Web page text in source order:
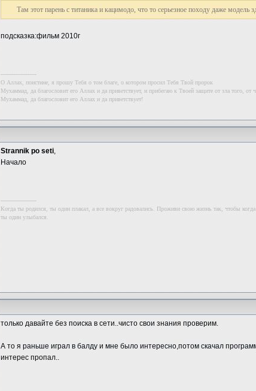
Там этот парень с титаника и кацимодо, что то серьезное походу даже модель
подсказка:фильм 2010г
--------------------
О Аллах, поистине, я прошу Тебя о том благе, о котором просил Тебя Твой пророк
Мухаммад, да благословит его Аллах и да приветствует, и прибегаю к Твоей защите от зла того,
Мухаммад, да благословит его Аллах и да приветствует!
Strannik po seti,
Начало
--------------------
Когда ты родился, ты один плакал, а все вокруг радовались. Проживи свою жизнь так, чтобы
ты один улыбался.
только давайте без поиска в сети..чисто свои знания проверим.
А то я раньше играл в балду и мне было интересно,потом скачал
интерес пропал..